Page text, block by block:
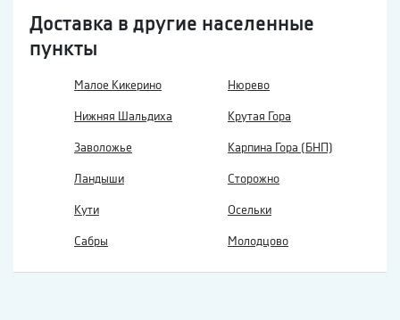
Доставка в другие населенные
пункты
Малое Кикерино Нюрево
Нижняя Шальдиха Крутая Гора
Заволожье Карпина Гора (БНП)
Ландыши Сторожно
Кути Осельки
Сабры Молодцово